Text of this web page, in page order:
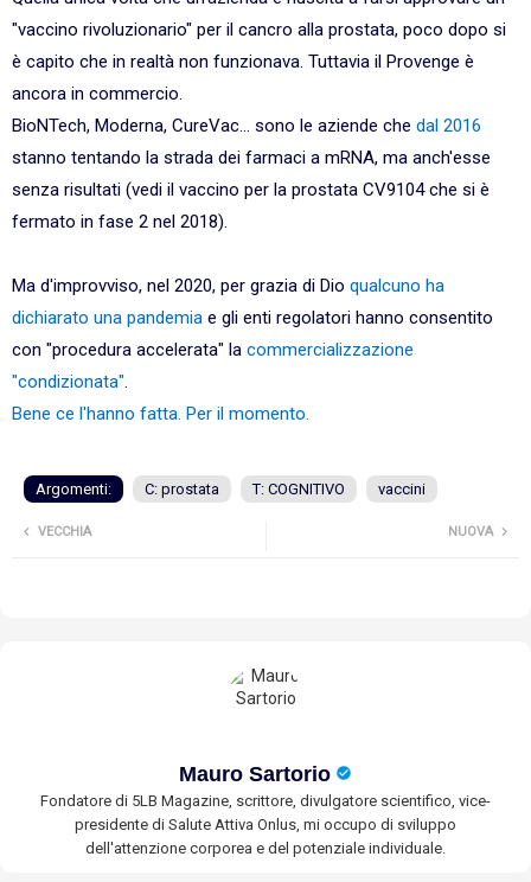
"vaccino rivoluzionario" per il cancro alla prostata, poco dopo si
è capito che in realtà non funzionava. Tuttavia il Provenge è
ancora in commercio.
BioNTech, Moderna, CureVac... sono le aziende che dal 2016
stanno tentando la strada dei farmaci a mRNA, ma anch'esse
senza risultati (vedi il vaccino per la prostata CV9104 che si è
fermato in fase 2 nel 2018).
Ma d'improvviso, nel 2020, per grazia di Dio qualcuno ha
dichiarato una pandemia e gli enti regolatori hanno consentito
con "procedura accelerata" la commercializzazione
"condizionata".
Bene ce l'hanno fatta. Per il momento.
Argomenti: C: prostata T: COGNITIVO vaccini
NUOVA
VECCHIA
Mauro Sartorio
Fondatore di 5LB Magazine, scrittore, divulgatore scientifico, vice-
presidente di Salute Attiva Onlus, mi occupo di sviluppo
dell'attenzione corporea e del potenziale individuale.